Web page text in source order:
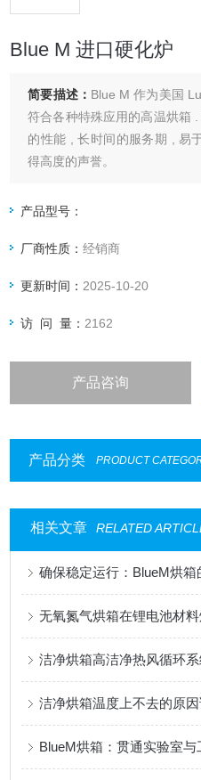
Blue M 进口硬化炉
简要描述： Blue M 作为美国
符合各种特殊应用的高温烘箱
的性能 , 长时间的服务期 , 易
得高度的声誉。
产品型号：
厂商性质：经销商
更新时间： 2025-10-20
访 问 量： 2162
产品咨询
产品分类 PRODUCT
相关文章 RELATED
确保稳定运行：BlueM烘箱
无氧氮气烘箱在锂电池材
洁净烘箱高洁净热风循环
BlueM烘箱：贯通实验室